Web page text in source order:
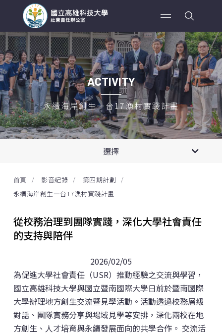
ACTIVITY
永續海岸創生—台17漁村實踐計畫
選擇
專案新聞
2026年
2024年
2021年
2020年
影音紀錄
永續海岸創生—台17漁村實踐計畫
潮動新園，鏈結高屏觀賞水族人才栽培計畫
再造楠西．以歌聲守護社區
鄰家好漁跨國合作地方創生
以公共服務需求為導向之車輛維修改裝產業社會實踐與
人才培育行動計畫
首頁 影音紀錄
第四期計劃
永續海岸創生—台17漁村實踐計畫
從校務治理到團隊實踐，深化大學社會責任
的支持與陪伴
2026/02/05
為促進大學社會責任（USR）推動經驗之交流與學習，
國立高雄科技大學與國立暨南國際大學日前於暨南國際
大學辦理地方創生交流暨見學活動。活動透過校務層級
對話、團隊實務分享與場域見學等安排，深化兩校在地
方創生、人才培育與永續發展面向的共學合作。 交流活